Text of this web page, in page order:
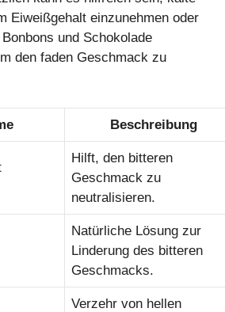
Eiweißgehalt einzunehmen oder
und Schokolade
den faden Geschmack zu
Beschreibung
Hilft, den bitteren
Geschmack zu
neutralisieren.
Natürliche Lösung zur
Linderung des bitteren
Geschmacks.
Verzehr von hellen